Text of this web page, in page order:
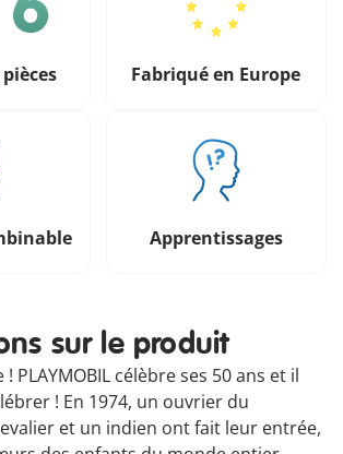
Fabriqué en Europe
Apprentissages
sur le produit
PLAYMOBIL célèbre ses 50 ans et il
! En 1974, un ouvrier du
et un indien ont fait leur entrée,